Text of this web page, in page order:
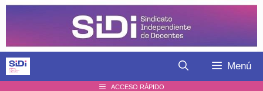
Saltar
Menú
ACCESO RÁPIDO